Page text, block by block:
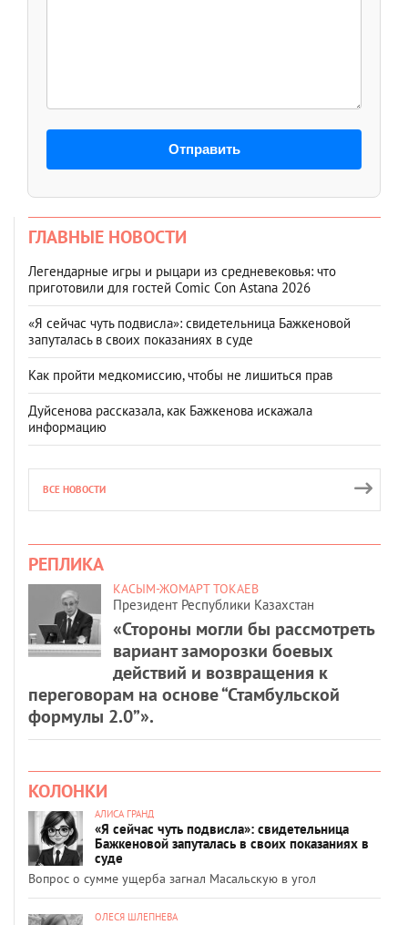
Отправить
ГЛАВНЫЕ НОВОСТИ
Легендарные игры и рыцари из средневековья: что
приготовили для гостей Comic Con Astana 2026
«Я сейчас чуть подвисла»: свидетельница Бажкеновой
запуталась в своих показаниях в суде
Как пройти медкомиссию, чтобы не лишиться прав
Дуйсенова рассказала, как Бажкенова искажала
информацию
ВСЕ НОВОСТИ
РЕПЛИКА
КАСЫМ-ЖОМАРТ ТОКАЕВ
Президент Республики Казахстан
«Стороны могли бы рассмотреть
вариант заморозки боевых
действий и возвращения к
переговорам на основе “Стамбульской
формулы 2.0”».
КОЛОНКИ
АЛИСА ГРАНД
«Я сейчас чуть подвисла»: свидетельница
Бажкеновой запуталась в своих показаниях в
суде
Вопрос о сумме ущерба загнал Масальскую в угол
ОЛЕСЯ ШЛЕПНЕВА